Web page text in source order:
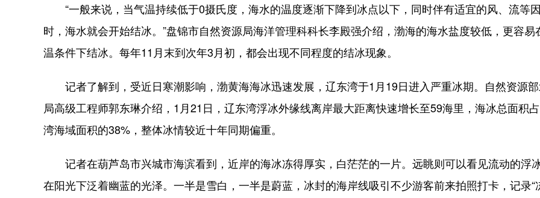
“一般来说，当气温持续低于0摄氏度，海水的温度逐渐下降到冰点以下，同时伴有适宜的风、流等
时，海水就会开始结冰。”盘锦市自然资源局海洋管理科科长李殿强介绍，渤海的海水盐度较低，更容易
温条件下结冰。每年11月末到次年3月初，都会出现不同程度的结冰现象。
记者了解到，受近日寒潮影响，渤黄海海冰迅速发展，辽东湾于1月19日进入严重冰期。自然资源
局高级工程师郭东琳介绍，1月21日，辽东湾浮冰外缘线离岸最大距离快速增长至59海里，海冰总面积
湾海域面积的38%，整体冰情较近十年同期偏重。
记者在葫芦岛市兴城市海滨看到，近岸的海冰冻得厚实，白茫茫的一片。远眺则可以看见流动的浮
在阳光下泛着幽蓝的光泽。一半是雪白，一半是蔚蓝，冰封的海岸线吸引不少游客前来拍照打卡，记录“